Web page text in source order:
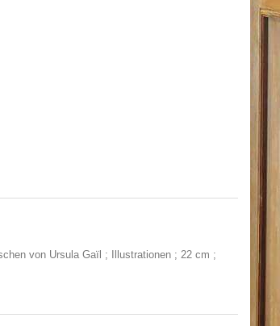
von Ursula Gaïl ; Illustrationen ; 22 cm ;